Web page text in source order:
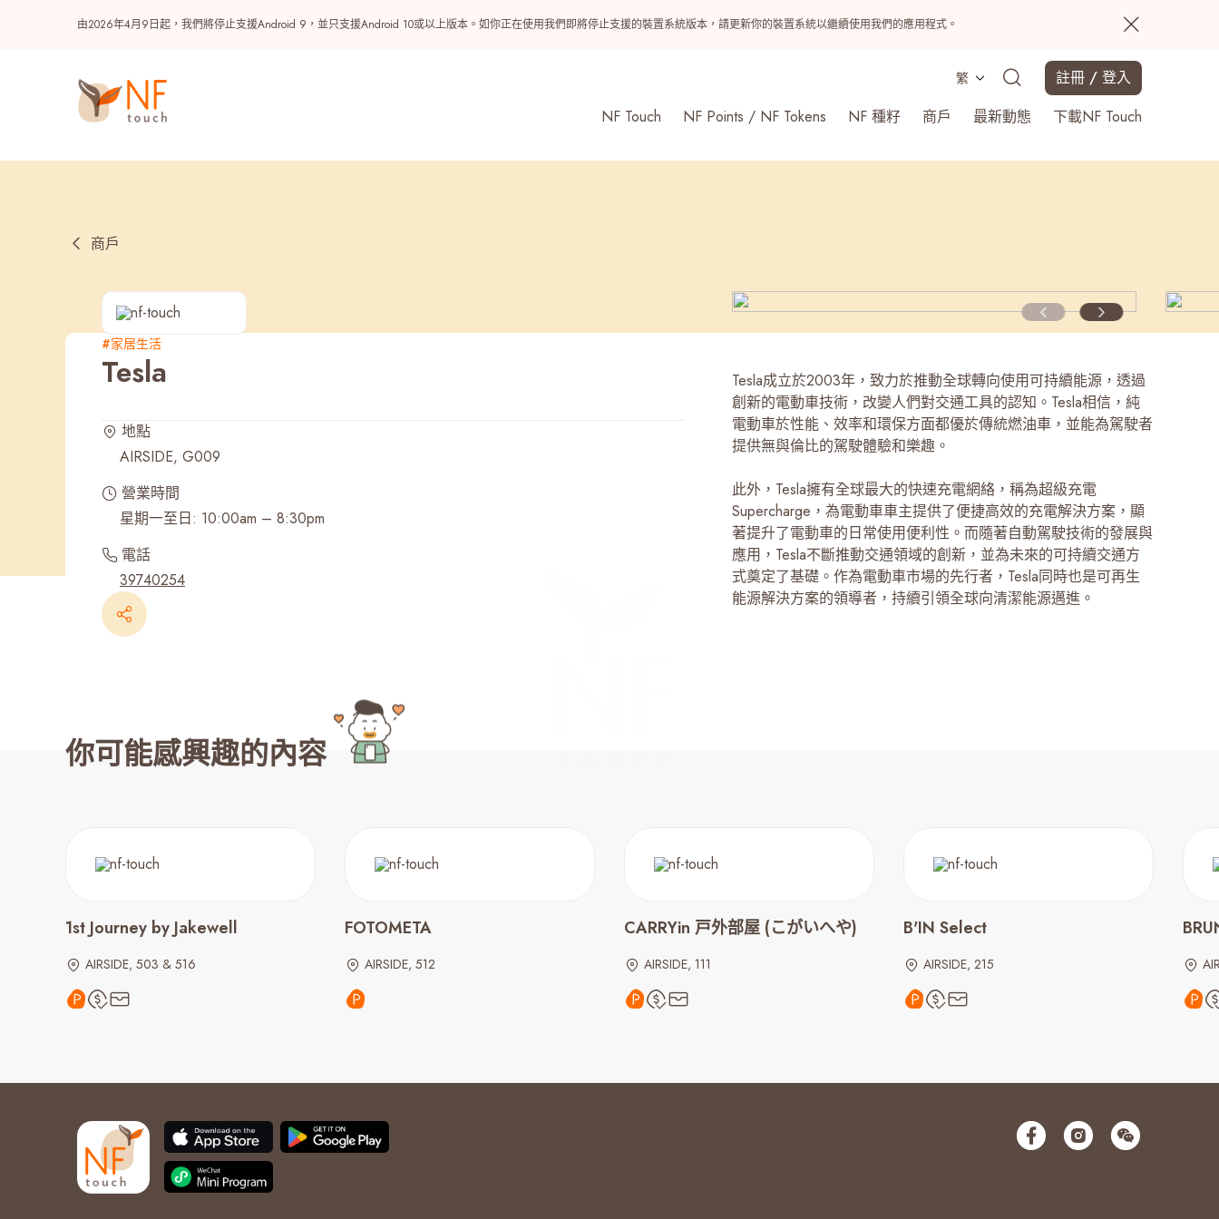
由2026年4月9日起，我們將停止支援Android 9，並只支援Android 10或以上版本。如你正在使用我們即將停止支援的裝置系統版本，請更新你的裝置系統以繼續使用我們的應用程式。
繁
註冊 / 登入
NF Touch
NF Points / NF Tokens NF 種籽 商戶 最新動態 下載NF Touch
熱門
NF 種籽
最近搜尋紀錄
商戶
#家居生活
Tesla
地點
AIRSIDE, G009
營業時間
星期一至日: 10:00am – 8:30pm
電話
39740254
Tesla成立於2003年，致力於推動全球轉向使用可持續能源，透過
創新的電動車技術，改變人們對交通工具的認知。Tesla相信，純
電動車於性能、效率和環保方面都優於傳統燃油車，並能為駕駛者
提供無與倫比的駕駛體驗和樂趣。
此外，Tesla擁有全球最大的快速充電網絡，稱為超級充電
Supercharge，為電動車車主提供了便捷高效的充電解決方案，顯
著提升了電動車的日常使用便利性。而隨著自動駕駛技術的發展與
應用，Tesla不斷推動交通領域的創新，並為未來的可持續交通方
式奠定了基礎。作為電動車市場的先行者，Tesla同時也是可再生
能源解決方案的領導者，持續引領全球向清潔能源邁進。
你可能感興趣的內容
1st Journey by Jakewell
AIRSIDE, 503 & 516
FOTOMETA
AIRSIDE, 512
CARRYin 戸外部屋 (こがいへや)
AIRSIDE, 111
B'IN Select
AIRSIDE, 215